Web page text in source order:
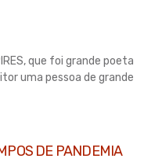
que foi grande poeta
uma pessoa de grande
DE PANDEMIA